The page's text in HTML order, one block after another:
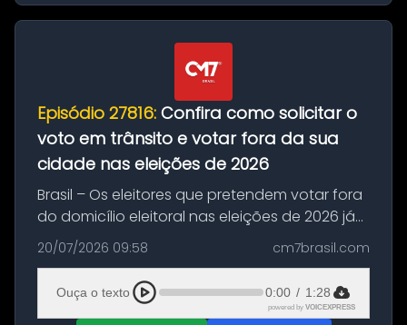
Episódio 27816: Confira como solicitar o
voto em trânsito e votar fora da sua
cidade nas eleições de 2026
Brasil – Os eleitores que pretendem votar fora
do domicílio eleitoral nas eleições de 2026 já
podem solicitar o voto em trânsito a partir
desta segunda-feira (20). O pedido pode ser
feito até 20 de ag...
20/07/2026 09:58 cm7brasil.com
Ouça o texto 0:00 / 1:28
powered by VOICEXPRESS